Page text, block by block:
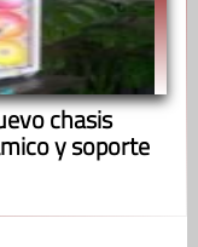
chasis
y soporte